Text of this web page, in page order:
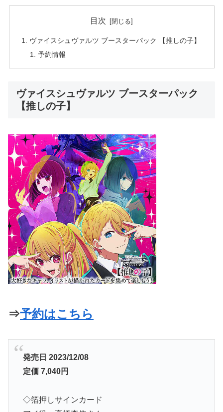
目次
ヴァイスシュヴァルツ ブースターパック 【推しの子】
予約情報
ヴァイスシュヴァルツ ブースターパック
【推しの子】
⇒予約はこちら
発売日 2023/12/08
定価 7,040円
◇箔押しサインカード